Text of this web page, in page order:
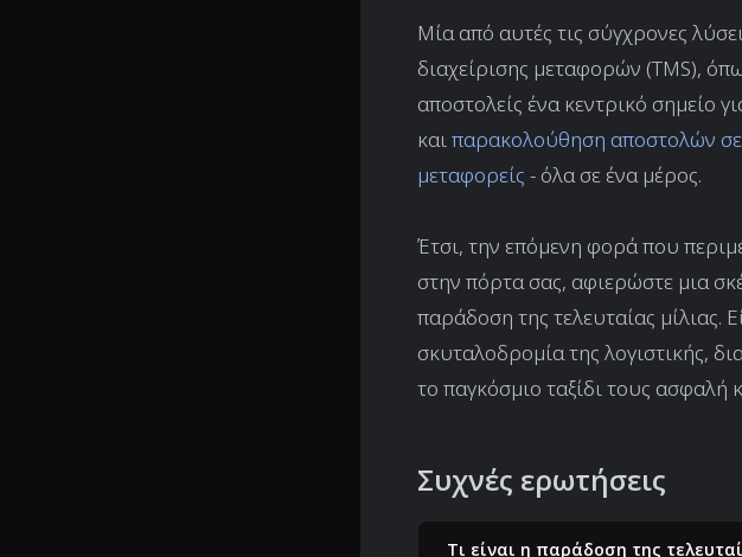
Μία από αυτές τις σύγχρονες
διαχείρισης μεταφορών (TMS),
αποστολείς ένα κεντρικό σημείο
και παρακολούθηση αποστολών
μεταφορείς - όλα σε ένα μέρος.
Έτσι, την επόμενη φορά που
στην πόρτα σας, αφιερώστε μια
παράδοση της τελευταίας μίλιας.
σκυταλοδρομία της λογιστικής,
το παγκόσμιο ταξίδι τους ασφαλή
Συχνές ερωτήσεις
Τι είναι η παράδοση της